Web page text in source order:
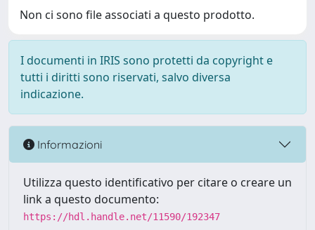
Non ci sono file associati a questo prodotto.
I documenti in IRIS sono protetti da copyright e
tutti i diritti sono riservati, salvo diversa
indicazione.
Informazioni
Utilizza questo identificativo per citare o creare un
link a questo documento:
https://hdl.handle.net/11590/192347